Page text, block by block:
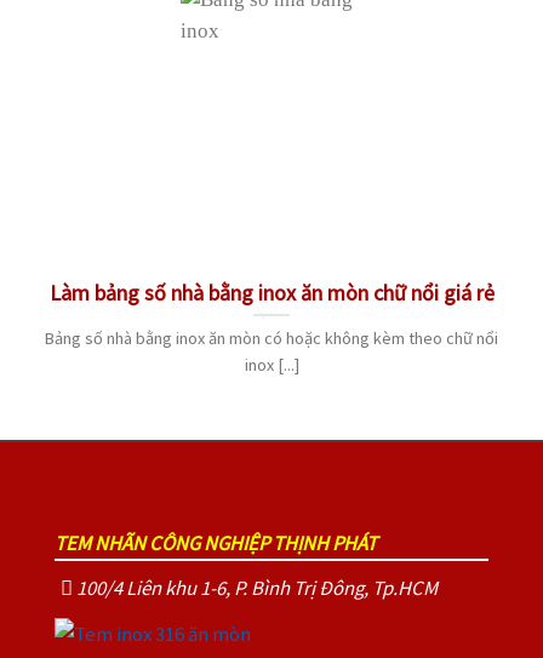
Làm bảng số nhà bằng inox ăn mòn chữ nổi giá rẻ
Bảng số nhà bằng inox ăn mòn có hoặc không kèm theo chữ nổi
inox [...]
TEM NHÃN CÔNG NGHIỆP THỊNH PHÁT
100/4 Liên khu 1-6, P. Bình Trị Đông, Tp.HCM